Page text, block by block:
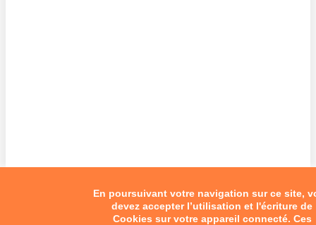
En poursuivant votre navigation sur ce site,
devez accepter l’utilisation et l'écriture de
Cookies sur votre appareil connecté. Ces